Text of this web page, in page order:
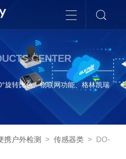
CENTER
旋转比色、物联网功能、格林凯瑞
携户外检测 > 传感器类 > DO-